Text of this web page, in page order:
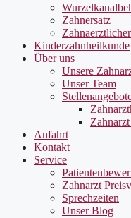
Zahnersatz
Kinderzahnheilkunde
Über uns
Unsere
Unser Team
Anfahrt
Kontakt
Service
Zahnarzt
Sprechzeiten
Unser Blog